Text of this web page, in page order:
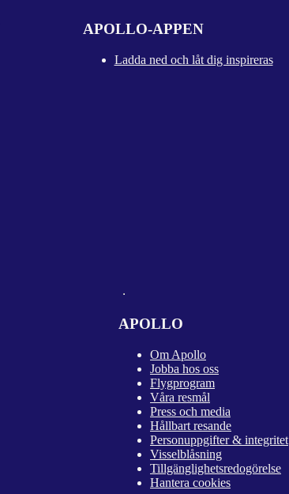
APOLLO-APPEN
Ladda ned och låt dig inspireras
APOLLO
Om Apollo
Jobba hos oss
Flygprogram
Våra resmål
Press och media
Hållbart resande
Personuppgifter & integritet
Visselblåsning
Tillgänglighetsredogörelse
Hantera cookies